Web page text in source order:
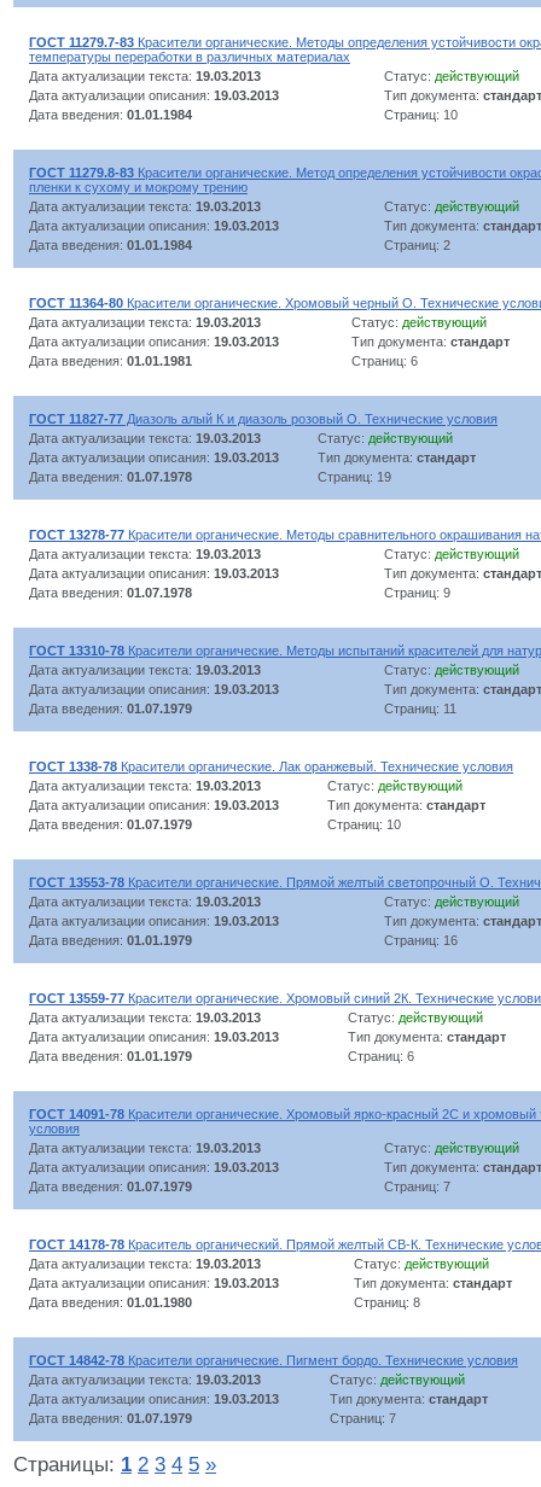
ГОСТ 11279.7-83 Красители органические. Методы определения устойчивости
температуры переработки в различных материалах
Дата актуализации текста: 19.03.2013 Статус: действующий
Дата актуализации описания: 19.03.2013 Тип документа: стандарт
Дата введения: 01.01.1984 Страниц: 10
ГОСТ 11279.8-83 Красители органические. Метод определения устойчивости
пленки к сухому и мокрому трению
Дата актуализации текста: 19.03.2013 Статус: действующий
Дата актуализации описания: 19.03.2013 Тип документа: стандарт
Дата введения: 01.01.1984 Страниц: 2
ГОСТ 11364-80 Красители органические. Хромовый черный О. Технические
Дата актуализации текста: 19.03.2013 Статус: действующий
Дата актуализации описания: 19.03.2013 Тип документа: стандарт
Дата введения: 01.01.1981 Страниц: 6
ГОСТ 11827-77 Диазоль алый К и диазоль розовый О. Технические условия
Дата актуализации текста: 19.03.2013 Статус: действующий
Дата актуализации описания: 19.03.2013 Тип документа: стандарт
Дата введения: 01.07.1978 Страниц: 19
ГОСТ 13278-77 Красители органические. Методы сравнительного окрашивания
Дата актуализации текста: 19.03.2013 Статус: действующий
Дата актуализации описания: 19.03.2013 Тип документа: стандарт
Дата введения: 01.07.1978 Страниц: 9
ГОСТ 13310-78 Красители органические. Методы испытаний красителей для
Дата актуализации текста: 19.03.2013 Статус: действующий
Дата актуализации описания: 19.03.2013 Тип документа: стандарт
Дата введения: 01.07.1979 Страниц: 11
ГОСТ 1338-78 Красители органические. Лак оранжевый. Технические условия
Дата актуализации текста: 19.03.2013 Статус: действующий
Дата актуализации описания: 19.03.2013 Тип документа: стандарт
Дата введения: 01.07.1979 Страниц: 10
ГОСТ 13553-78 Красители органические. Прямой желтый светопрочный О.
Дата актуализации текста: 19.03.2013 Статус: действующий
Дата актуализации описания: 19.03.2013 Тип документа: стандарт
Дата введения: 01.01.1979 Страниц: 16
ГОСТ 13559-77 Красители органические. Хромовый синий 2К. Технические
Дата актуализации текста: 19.03.2013 Статус: действующий
Дата актуализации описания: 19.03.2013 Тип документа: стандарт
Дата введения: 01.01.1979 Страниц: 6
ГОСТ 14091-78 Красители органические. Хромовый ярко-красный 2С и хромовый
условия
Дата актуализации текста: 19.03.2013 Статус: действующий
Дата актуализации описания: 19.03.2013 Тип документа: стандарт
Дата введения: 01.07.1979 Страниц: 7
ГОСТ 14178-78 Краситель органический. Прямой желтый СВ-К. Технические
Дата актуализации текста: 19.03.2013 Статус: действующий
Дата актуализации описания: 19.03.2013 Тип документа: стандарт
Дата введения: 01.01.1980 Страниц: 8
ГОСТ 14842-78 Красители органические. Пигмент бордо. Технические условия
Дата актуализации текста: 19.03.2013 Статус: действующий
Дата актуализации описания: 19.03.2013 Тип документа: стандарт
Дата введения: 01.07.1979 Страниц: 7
Страницы: 1 2 3 4 5 »